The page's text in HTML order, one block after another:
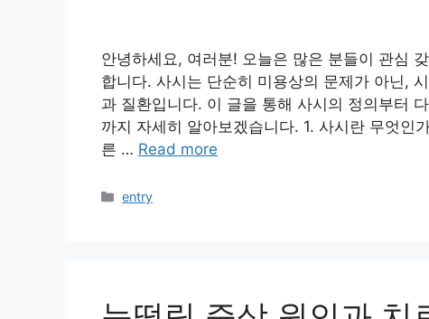
안녕하세요, 여러분! 오늘은 많은 분들이 관심
합니다. 사시는 단순히 미용상의 문제가 아닌,
과 질환입니다. 이 글을 통해 사시의 정의부터
까지 자세히 알아보겠습니다. 1. 사시란 무엇인
른 … Read more
카
entry